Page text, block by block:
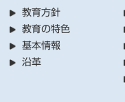
教育方針
教育の特色
基本情報
沿革